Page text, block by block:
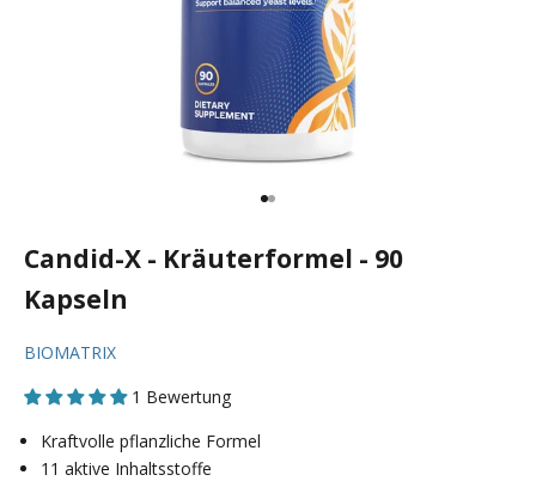
Gehe zu Element 1
Gehe zu Element 2
Candid-X - Kräuterformel - 90
Kapseln
BIOMATRIX
1 Bewertung
Kraftvolle pflanzliche Formel
11 aktive Inhaltsstoffe